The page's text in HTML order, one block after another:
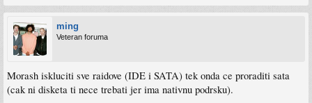
ming
Veteran foruma
Morash iskluciti sve raidove (IDE i SATA) tek onda ce proraditi sata
(cak ni disketa ti nece trebati jer ima nativnu podrsku).